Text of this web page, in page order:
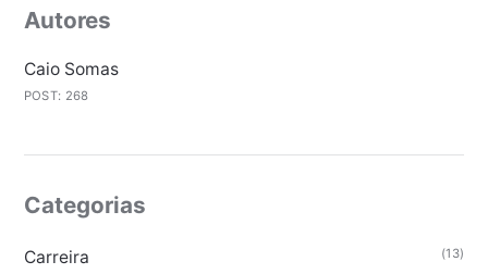
Autores
Caio Somas
POST: 268
Categorias
Carreira (13)